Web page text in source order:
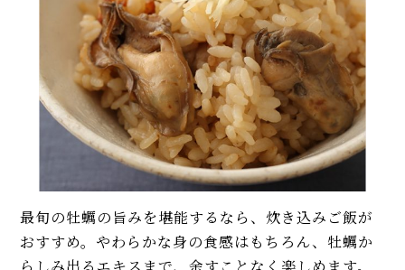
最旬の牡蠣の旨みを堪能するなら、炊き込みご飯が
おすすめ。やわらかな身の食感はもちろん、牡蠣か